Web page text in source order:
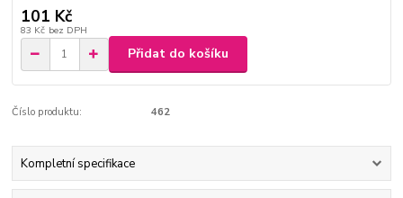
101 Kč
83 Kč bez DPH
Přidat do košíku
Číslo produktu: 462
Kompletní specifikace